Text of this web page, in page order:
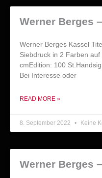
Werner Berges
Werner Berges Kassel
Siebdruck in 2 Farben
cmEdition: 100
Bei Interesse oder
READ MORE »
8. September 2022 Keine
Werner Berges